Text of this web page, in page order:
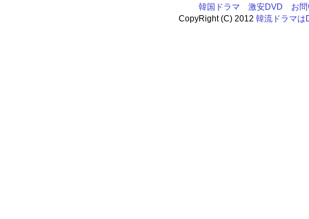
韓国ドラマ 激安DVD
お
CopyRight (C) 2012韓流ドラマは